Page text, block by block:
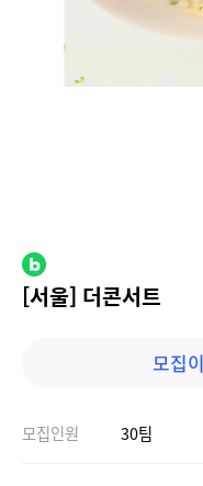
[서울] 더콘서트
모집
모집인원 30팀